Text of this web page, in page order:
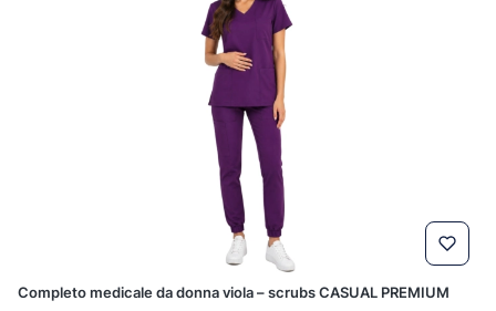
Completo medicale da donna viola – scrubs CASUAL PREMIUM